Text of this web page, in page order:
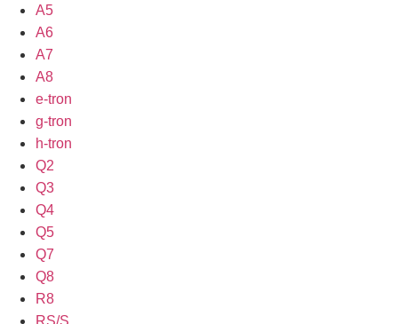
A5
A6
A7
A8
e-tron
g-tron
h-tron
Q2
Q3
Q4
Q5
Q7
Q8
R8
RS/S